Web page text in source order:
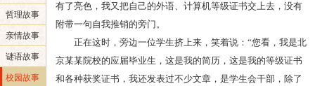
哲理故事
亲情故事
谜语故事
校园故事
有了亮色，我又把自己的外语、计算机等级证书交上去，没有
附带一句自我推销的旁门。
正在这时，旁边一位学生挤上来，笑着说：“您看，我是北
京某某院校的应届毕业生，这是我的简历，这是我的等级证书
和各种获奖证书，我还发表过不少文章，是学生会干部，除了